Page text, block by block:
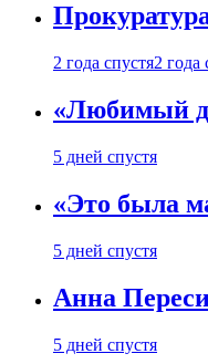
2 года спустя2 года
«Любимый
5 дней спустя
«Это была
5 дней спустя
Анна
5 дней спустя